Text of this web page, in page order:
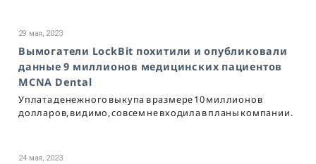
29 мая, 2023
Вымогатели LockBit похитили и опубликовали
данные 9 миллионов медицинских пациентов
MCNA Dental
Уплата денежного выкупа в размере 10 миллионов
долларов, видимо, совсем не входила в планы компании.
24 мая, 2023